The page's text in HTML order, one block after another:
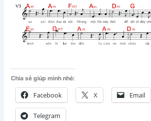
Chia sẻ giúp mình nhé:
Facebook X Email
Telegram